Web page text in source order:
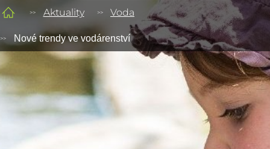
Aktuality Voda
Nové trendy ve vodárenství